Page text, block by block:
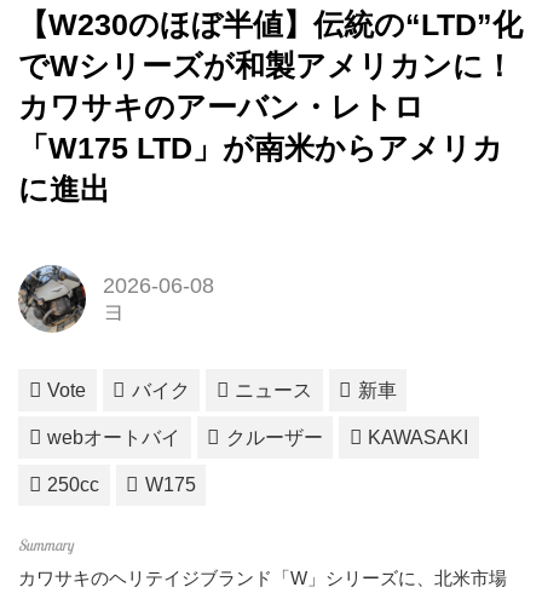
【W230のほぼ半値】伝統の“LTD”化
でWシリーズが和製アメリカンに！
カワサキのアーバン・レトロ
「W175 LTD」が南米からアメリカ
に進出
2026-06-08
ヨ
Vote バイク ニュース 新車
webオートバイ クルーザー KAWASAKI
250cc W175
カワサキのヘリテイジブランド「W」シリーズに、北米市場